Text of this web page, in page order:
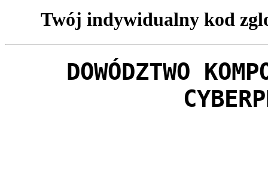
Twój indywidualny kod
DOWÓDZTWO